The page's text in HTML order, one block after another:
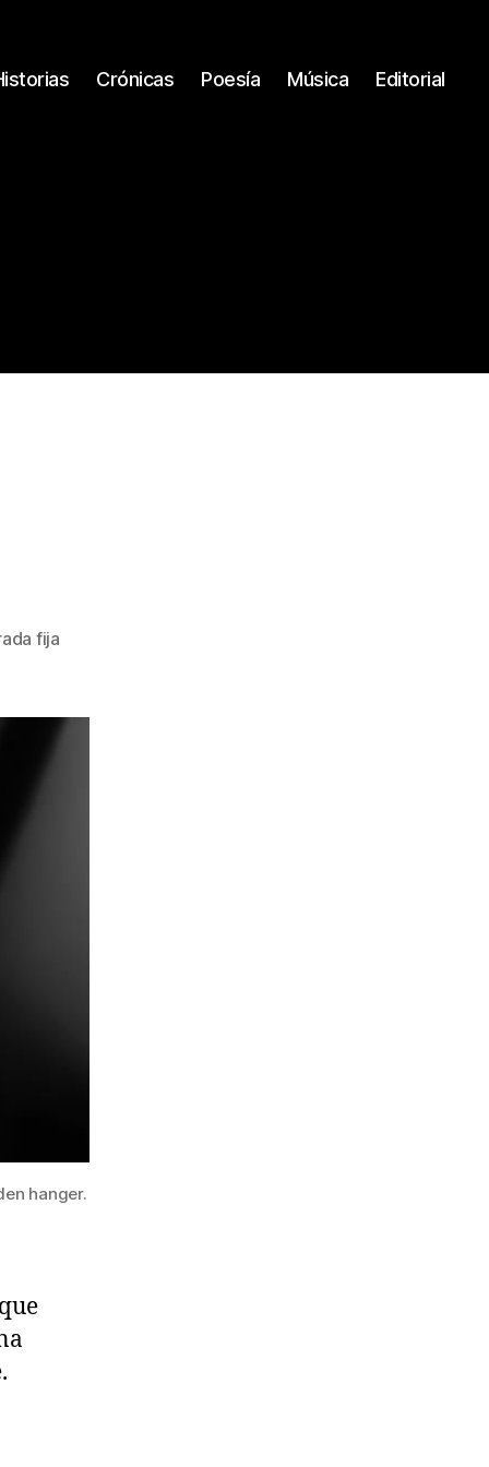
Crónicas Poesía Música Editorial
fija
hanger.